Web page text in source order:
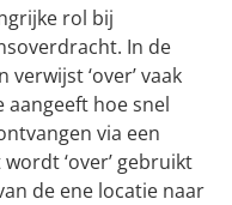
rol bij
In de
‘over’ vaak
hoe snel
via een
‘over’ gebruikt
de ene locatie naar